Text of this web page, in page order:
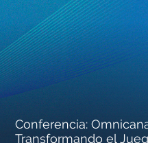
Conferencia:
Transformando el